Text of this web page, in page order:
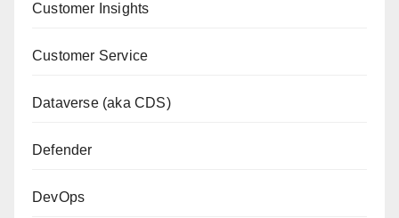
Customer Insights
Customer Service
Dataverse (aka CDS)
Defender
DevOps